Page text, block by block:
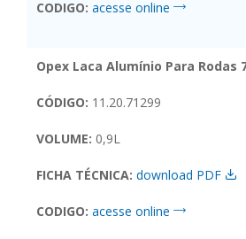
CODIGO: acesse online
Opex Laca Alumínio Para Rodas
CÓDIGO: 11.20.71299
VOLUME: 0,9L
FICHA TÉCNICA: download PDF
CODIGO: acesse online